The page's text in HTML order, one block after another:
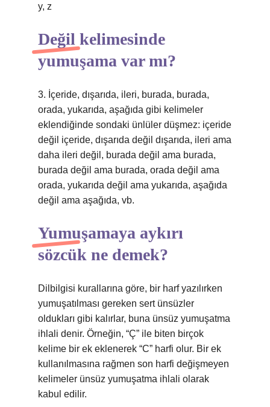
y, z
Değil kelimesinde
yumuşama var mı?
3. İçeride, dışarıda, ileri, burada, burada,
orada, yukarıda, aşağıda gibi kelimeler
eklendiğinde sondaki ünlüler düşmez: içeride
değil içeride, dışarıda değil dışarıda, ileri ama
daha ileri değil, burada değil ama burada,
burada değil ama burada, orada değil ama
orada, yukarıda değil ama yukarıda, aşağıda
değil ama aşağıda, vb.
Yumuşamaya aykırı
sözcük ne demek?
Dilbilgisi kurallarına göre, bir harf yazılırken
yumuşatılması gereken sert ünsüzler
oldukları gibi kalırlar, buna ünsüz yumuşatma
ihlali denir. Örneğin, “Ç” ile biten birçok
kelime bir ek eklenerek “C” harfi olur. Bir ek
kullanılmasına rağmen son harfi değişmeyen
kelimeler ünsüz yumuşatma ihlali olarak
kabul edilir.